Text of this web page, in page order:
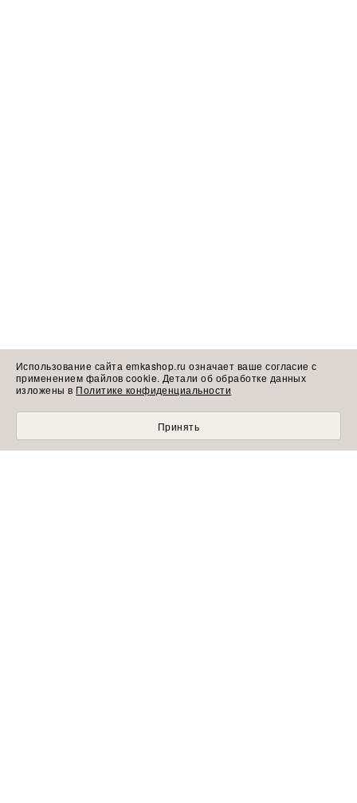
Использование сайта emkashop.ru означает ваше согласие с
применением файлов cookie. Детали об обработке данных
изложены в Политике конфиденциальности
Принять